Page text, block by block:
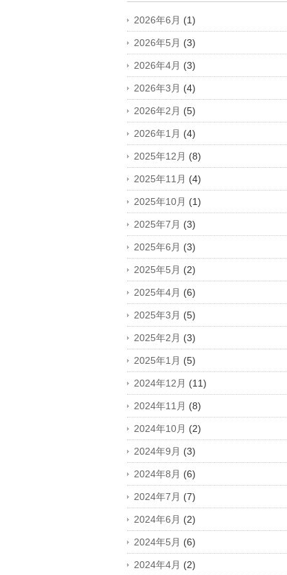
2026年6月 (1)
2026年5月 (3)
2026年4月 (3)
2026年3月 (4)
2026年2月 (5)
2026年1月 (4)
2025年12月 (8)
2025年11月 (4)
2025年10月 (1)
2025年7月 (3)
2025年6月 (3)
2025年5月 (2)
2025年4月 (6)
2025年3月 (5)
2025年2月 (3)
2025年1月 (5)
2024年12月 (11)
2024年11月 (8)
2024年10月 (2)
2024年9月 (3)
2024年8月 (6)
2024年7月 (7)
2024年6月 (2)
2024年5月 (6)
2024年4月 (2)